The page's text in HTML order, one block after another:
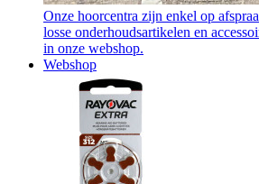
Onze hoorcentra zijn enkel op
losse onderhoudsartikelen en
in onze webshop.
Webshop